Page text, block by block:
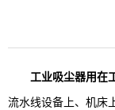
工业吸尘器用在
流水线设备上、机床